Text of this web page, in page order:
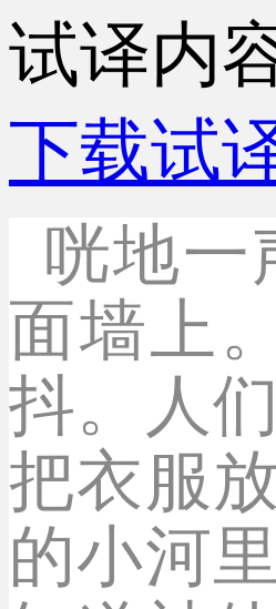
试译内
下载试
咣地一
面墙上
抖。人
把衣服
的小河